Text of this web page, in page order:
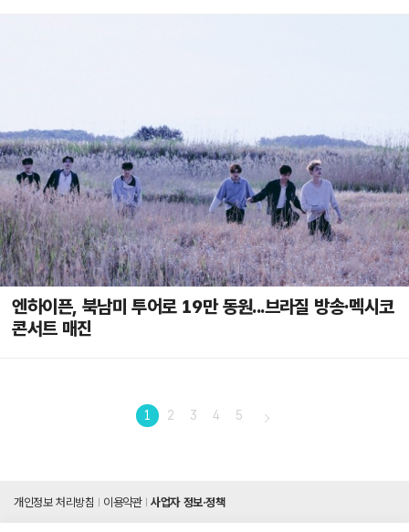
엔하이픈, 북남미 투어로 19만 동원...브라질 방송·멕시코
콘서트 매진
1 2 3 4 5
개인정보 처리방침 이용약관 사업자 정보·정책